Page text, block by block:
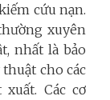
cứu nạn.
xuyên
nhất là bảo
cho các
Các cơ